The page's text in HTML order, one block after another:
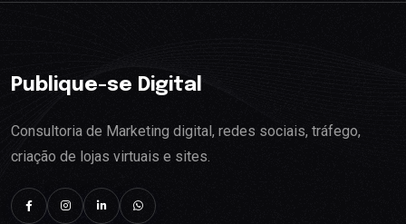
Publique-se Digital
Consultoria de Marketing digital, redes sociais, tráfego,
criação de lojas virtuais e sites.